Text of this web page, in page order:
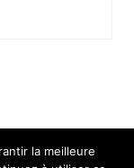
la meilleure